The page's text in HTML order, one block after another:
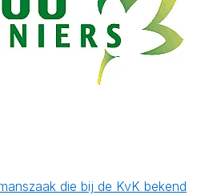
die bij de KvK bekend